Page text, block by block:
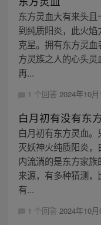
东方灵血大有来头
到纯质阳炎，此火
克星。拥有东方灵
方灵族之人的心头
再...
1 个回答 2024年10
白月初有没有东
白月初有东方灵血
灭妖神火纯质阳炎
内流淌的是东方家
来源，有多种猜测
有...
1 个回答 2024年10